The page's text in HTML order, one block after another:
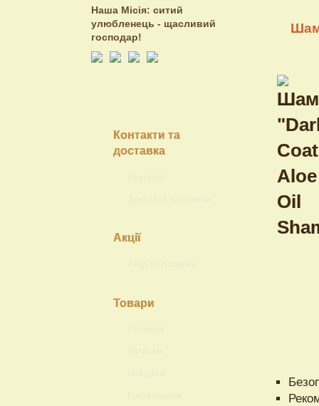
Наша Місія: ситий
улюбленець - щасливий
господар!
Контакти та
доставка
Акції
Товари